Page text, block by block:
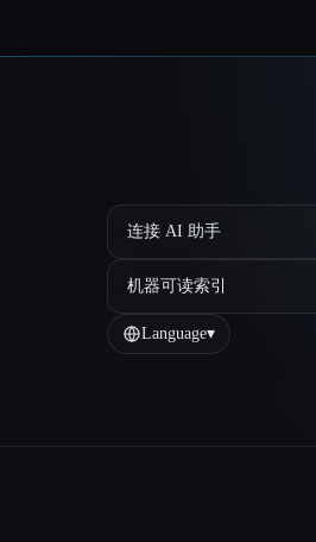
连接 AI 助手
机器可读索引
Language▾